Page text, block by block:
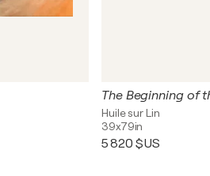
The Beginning of
Huile sur Lin
39x79in
5 820 $US